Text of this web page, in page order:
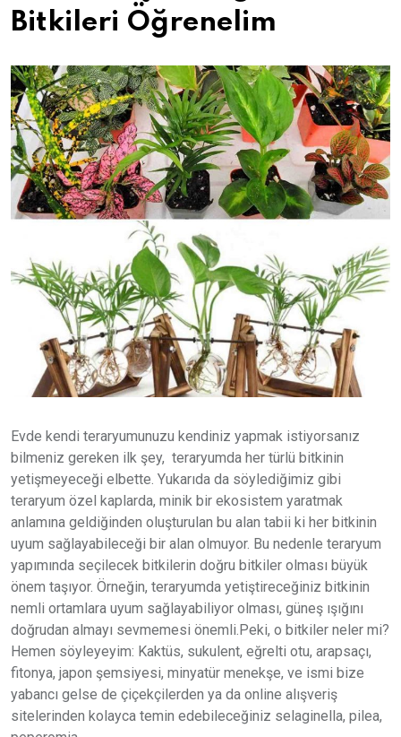
Bitkileri Öğrenelim
Evde kendi teraryumunuzu kendiniz yapmak istiyorsanız
bilmeniz gereken ilk şey, teraryumda her türlü bitkinin
yetişmeyeceği elbette. Yukarıda da söylediğimiz gibi
teraryum özel kaplarda, minik bir ekosistem yaratmak
anlamına geldiğinden oluşturulan bu alan tabii ki her bitkinin
uyum sağlayabileceği bir alan olmuyor. Bu nedenle teraryum
yapımında seçilecek bitkilerin doğru bitkiler olması büyük
önem taşıyor. Örneğin, teraryumda yetiştireceğiniz bitkinin
nemli ortamlara uyum sağlayabiliyor olması, güneş ışığını
doğrudan almayı sevmemesi önemli.Peki, o bitkiler neler mi?
Hemen söyleyeyim: Kaktüs, sukulent, eğrelti otu, arapsaçı,
fitonya, japon şemsiyesi, minyatür menekşe, ve ismi bize
yabancı gelse de çiçekçilerden ya da online alışveriş
sitelerinden kolayca temin edebileceğiniz selaginella, pilea,